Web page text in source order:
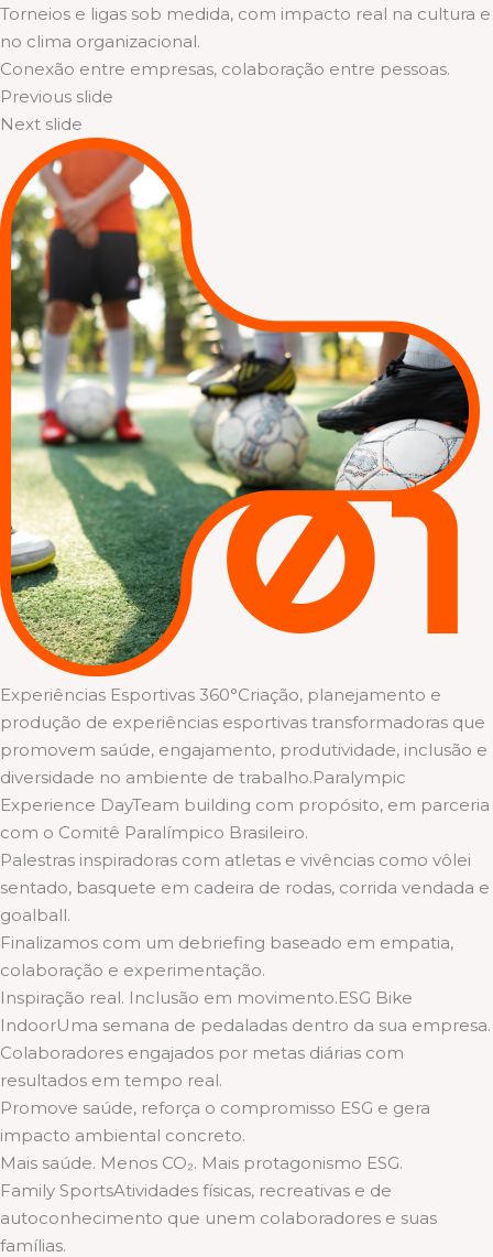
Torneios e ligas sob medida, com impacto real na cultura e
no clima organizacional.
Conexão entre empresas, colaboração entre pessoas.
Previous slide
Next slide
Experiências Esportivas 360°Criação, planejamento e
produção de experiências esportivas transformadoras que
promovem saúde, engajamento, produtividade, inclusão e
diversidade no ambiente de trabalho.Paralympic
Experience DayTeam building com propósito, em parceria
com o Comitê Paralímpico Brasileiro.
Palestras inspiradoras com atletas e vivências como vôlei
sentado, basquete em cadeira de rodas, corrida vendada e
goalball.
Finalizamos com um debriefing baseado em empatia,
colaboração e experimentação.
Inspiração real. Inclusão em movimento.ESG Bike
IndoorUma semana de pedaladas dentro da sua empresa.
Colaboradores engajados por metas diárias com
resultados em tempo real.
Promove saúde, reforça o compromisso ESG e gera
impacto ambiental concreto.
Mais saúde. Menos CO₂. Mais protagonismo ESG.
Family SportsAtividades físicas, recreativas e de
autoconhecimento que unem colaboradores e suas
famílias.